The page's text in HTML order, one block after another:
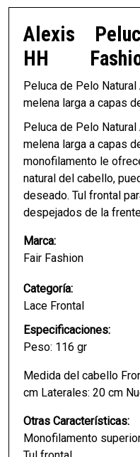
Alexis
HH
Peluca de Pelo
melena larga a capas
Peluca de Pelo
melena larga a capas
monofilamento le
natural del cabello,
deseado. Tul frontal
despejados de la
Marca:
Fair Fashion
Categoría:
Lace Frontal
Especificaciones:
Peso: 116 gr
Medida del cabello
cm Laterales: 20 cm
Otras Características:
Monofilamento